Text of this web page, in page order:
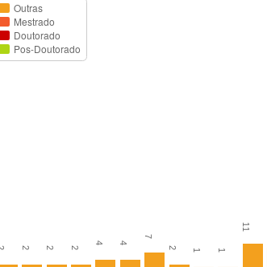
2 2 2
4 4
7
2 1 1
11
Outras
Mestrado
Doutorado
Pos-Doutorado